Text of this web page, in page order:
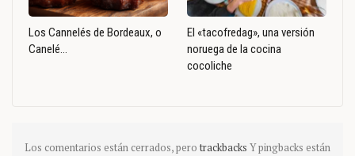
Los Cannelés de Bordeaux, o
Canelé…
El «tacofredag», una versión
noruega de la cocina
cocoliche
Los comentarios están cerrados, pero trackbacks Y pingbacks están